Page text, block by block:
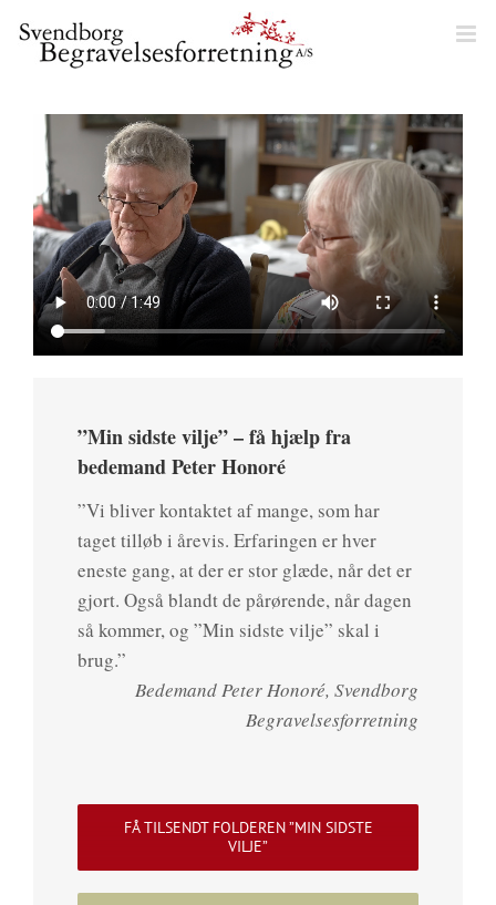
content
”Min sidste vilje” – få hjælp fra
bedemand Peter Honoré
”Vi bliver kontaktet af mange, som har
taget tilløb i årevis. Erfaringen er hver
eneste gang, at der er stor glæde, når det er
gjort. Også blandt de pårørende, når dagen
så kommer, og ”Min sidste vilje” skal i
brug.”
Bedemand Peter Honoré, Svendborg
Begravelsesforretning
FÅ TILSENDT FOLDEREN ”MIN SIDSTE
VILJE”